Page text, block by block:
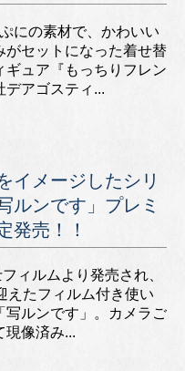
にの素材で、かわいい
がセットになった着せ替
ギュア『もっちりフレン
デアゴスティ...
イメージしたシリ
ルンです」プレミ
発売！！
ィルムより発売され、
えたフィルム付き使い
写ルンです」。カメラご
現像済み...